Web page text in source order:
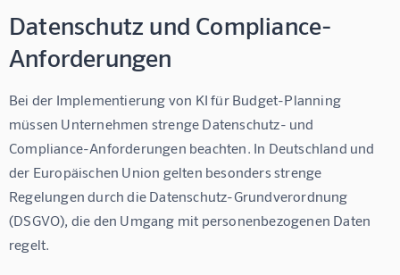
Datenschutz und Compliance-
Anforderungen
Bei der Implementierung von KI für Budget-Planning
müssen Unternehmen strenge Datenschutz- und
Compliance-Anforderungen beachten. In Deutschland und
der Europäischen Union gelten besonders strenge
Regelungen durch die Datenschutz-Grundverordnung
(DSGVO), die den Umgang mit personenbezogenen Daten
regelt.